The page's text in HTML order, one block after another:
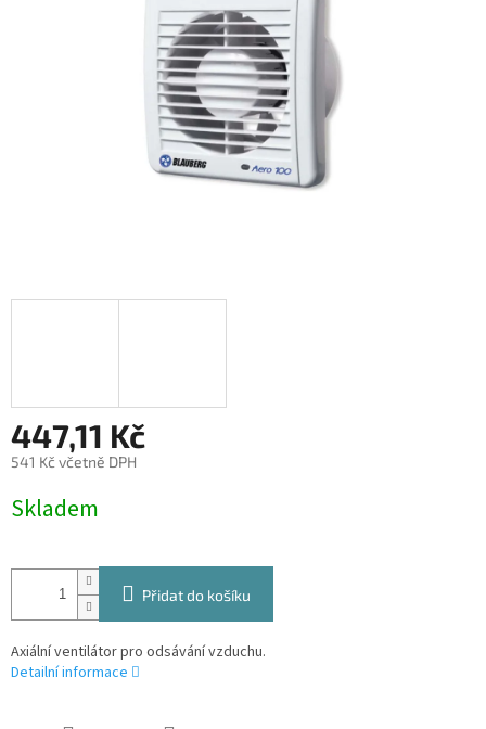
447,11 Kč
541 Kč včetně DPH
cena:
Skladem
Přidat do košíku
Axiální ventilátor pro odsávání vzduchu.
Detailní informace